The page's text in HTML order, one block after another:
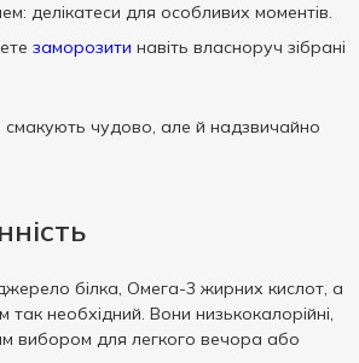
делікатеси для особливих моментів.
заморозити навіть власноруч зібрані
чудово, але й надзвичайно
білка, Омега-3 жирних кислот, а
необхідний. Вони низькокалорійні,
вибором для легкого вечора або